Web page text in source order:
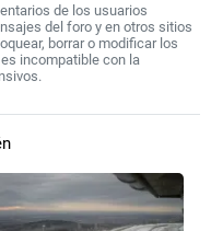
de los usuarios
del foro y en otros sitios
borrar o modificar los
incompatible con la